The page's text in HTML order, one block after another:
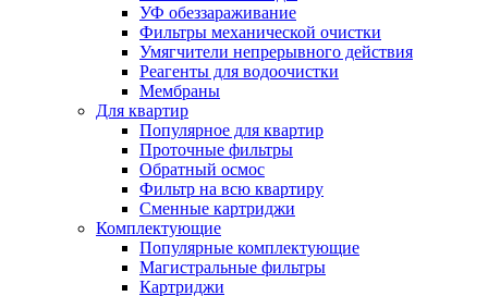
УФ обеззараживание
Фильтры механической очистки
Умягчители непрерывного действия
Реагенты для водоочистки
Мембраны
Для квартир
Популярное для квартир
Проточные фильтры
Обратный осмос
Фильтр на всю квартиру
Сменные картриджи
Комплектующие
Популярные комплектующие
Магистральные фильтры
Картриджи